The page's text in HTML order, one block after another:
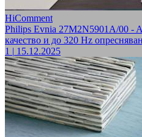
HiComment
Philips Evnia 27M2N5901A/00 -
качество и до 320 Hz
1
15.12.2025